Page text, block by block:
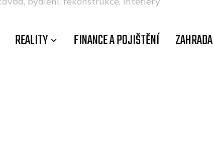
REALITY FINANCE A POJIŠTĚNÍ ZAHRADA